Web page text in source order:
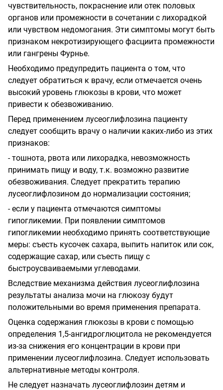
чувствительность, покраснение или отек половых
органов или промежности в сочетании с лихорадкой
или чувством недомогания. Эти симптомы могут быть
признаком некротизирующего фасциита промежности
или гангрены Фурнье.
Необходимо предупредить пациента о том, что
следует обратиться к врачу, если отмечается очень
высокий уровень глюкозы в крови, что может
привести к обезвоживанию.
Перед применением лусеоглифлозина пациенту
следует сообщить врачу о наличии каких-либо из этих
признаков:
- тошнота, рвота или лихорадка, невозможность
принимать пищу и воду, т.к. возможно развитие
обезвоживания. Следует прекратить терапию
лусеоглифлозином до нормализации состояния;
- если у пациента отмечаются симптомы
гипогликемии. При появлении симптомов
гипогликемии необходимо принять соответствующие
меры: съесть кусочек сахара, выпить напиток или сок,
содержащие сахар, или съесть пищу с
быстроусваиваемыми углеводами.
Вследствие механизма действия лусеоглифлозина
результаты анализа мочи на глюкозу будут
положительными во время применения препарата.
Оценка содержания глюкозы в крови с помощью
определения 1,5-ангидроглюцитола не рекомендуется
из-за снижения его концентрации в крови при
применении лусеоглифлозина. Следует использовать
альтернативные методы контроля.
Не следует назначать лусеоглифлозин детям и